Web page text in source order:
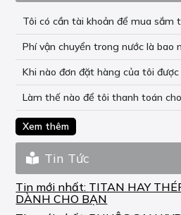
Tôi có cần tài khoản để mua sắm
Phí vận chuyển trong nước là bao
Khi nào đơn đặt hàng của tôi được
Làm thế nào để tôi thanh toán
Xem thêm
Tin Tức
Tin mới nhất: TITAN HAY
DÀNH CHO BẠN